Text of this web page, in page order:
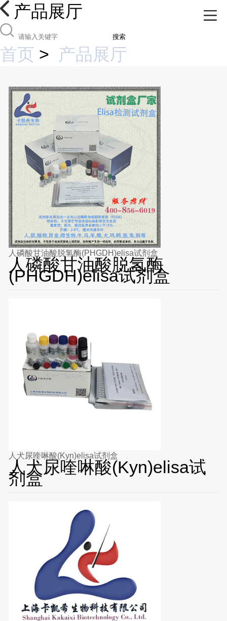
产品展厅
搜索
首页 > 产品展厅
人磷酸甘油酸脱氢酶(PHGDH)elisa试剂盒
人磷酸甘油酸脱氢酶
(PHGDH)elisa试剂盒
人犬尿喹啉酸(Kyn)elisa试剂盒
人犬尿喹啉酸(Kyn)elisa试
剂盒